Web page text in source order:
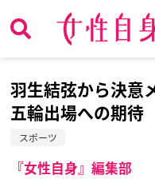
羽生結弦から決意
五輪出場への期待
スポーツ
『女性自身』編集部